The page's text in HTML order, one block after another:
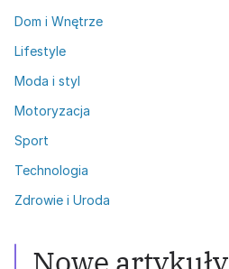
Dom i Wnętrze
Lifestyle
Moda i styl
Motoryzacja
Sport
Technologia
Zdrowie i Uroda